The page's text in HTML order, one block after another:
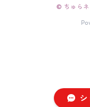
© ちゅらネ